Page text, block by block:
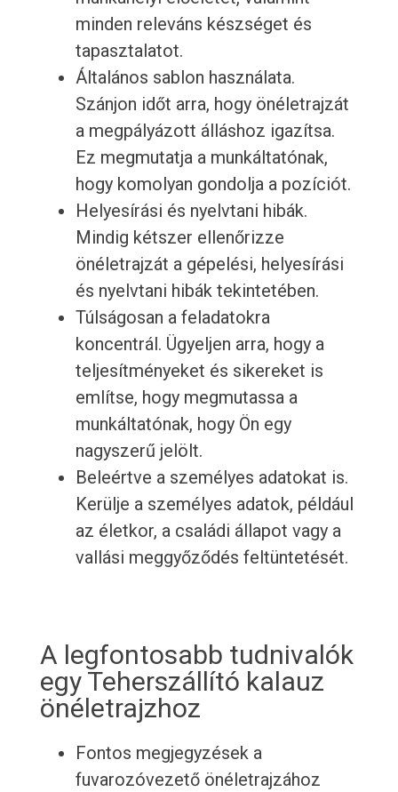
minden releváns készséget és
tapasztalatot.
Általános sablon használata.
Szánjon időt arra, hogy önéletrajzát
a megpályázott álláshoz igazítsa.
Ez megmutatja a munkáltatónak,
hogy komolyan gondolja a pozíciót.
Helyesírási és nyelvtani hibák.
Mindig kétszer ellenőrizze
önéletrajzát a gépelési, helyesírási
és nyelvtani hibák tekintetében.
Túlságosan a feladatokra
koncentrál. Ügyeljen arra, hogy a
teljesítményeket és sikereket is
említse, hogy megmutassa a
munkáltatónak, hogy Ön egy
nagyszerű jelölt.
Beleértve a személyes adatokat is.
Kerülje a személyes adatok, például
az életkor, a családi állapot vagy a
vallási meggyőződés feltüntetését.
A legfontosabb tudnivalók
egy Teherszállító kalauz
önéletrajzhoz
Fontos megjegyzések a
fuvarozóvezető önéletrajzához